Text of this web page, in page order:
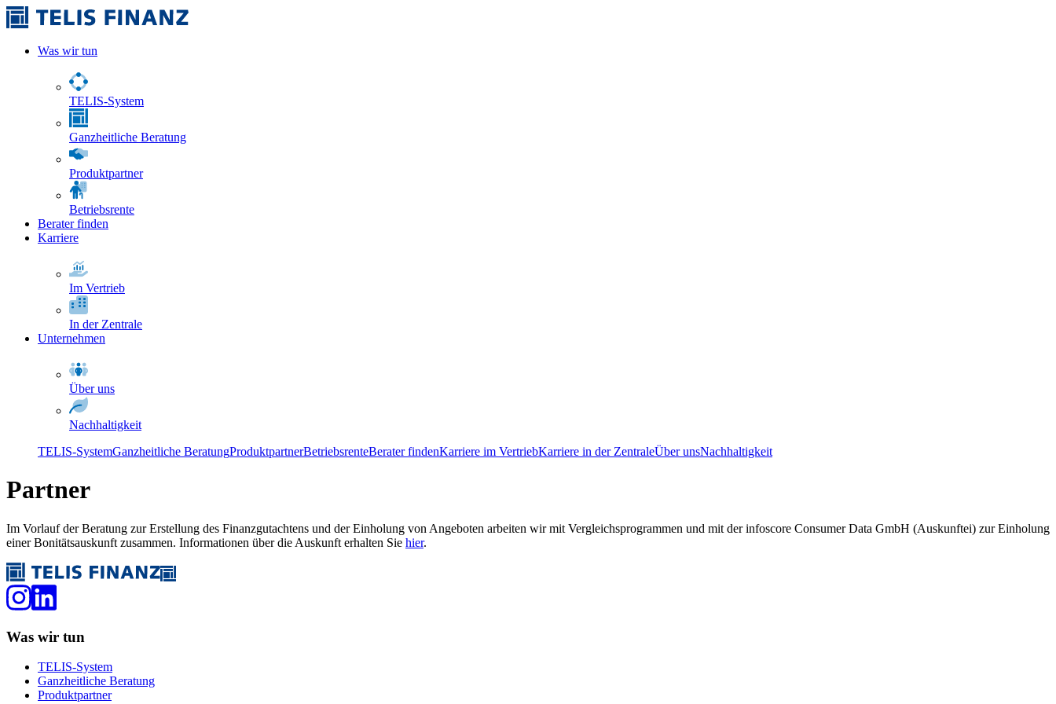
Was wir tun
TELIS-System
Ganzheitliche Beratung
Produktpartner
Betriebsrente
Berater finden
Karriere
Im Vertrieb
In der Zentrale
Unternehmen
Über uns
Nachhaltigkeit
TELIS-SystemGanzheitliche BeratungProduktpartnerBetriebsrenteBerater findenKarriere im VertriebKarriere in der ZentraleÜber unsNachhaltigkeit
Partner
Im Vorlauf der Beratung zur Erstellung des Finanzgutachtens und der Einholung von Angeboten arbeiten wir mit Vergleichsprogrammen und mit der infoscore Consumer Data GmbH (Auskunftei) zur Einholung
einer Bonitätsauskunft zusammen. Informationen über die Auskunft erhalten Sie hier.
Was wir tun
TELIS-System
Ganzheitliche Beratung
Produktpartner